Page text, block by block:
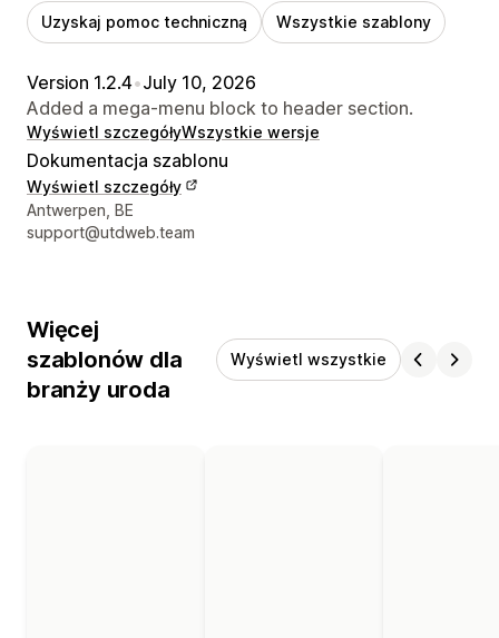
Uzyskaj pomoc techniczną Wszystkie szablony
Version 1.2.4•July 10, 2026
Added a mega-menu block to header section.
Wyświetl szczegółyWszystkie wersje
Dokumentacja szablonu
Wyświetl szczegóły
Dane kontaktowe projektanta
Antwerpen, BE
support@utdweb.team
Więcej
szablonów dla
branży uroda
Wyświetl wszystkie